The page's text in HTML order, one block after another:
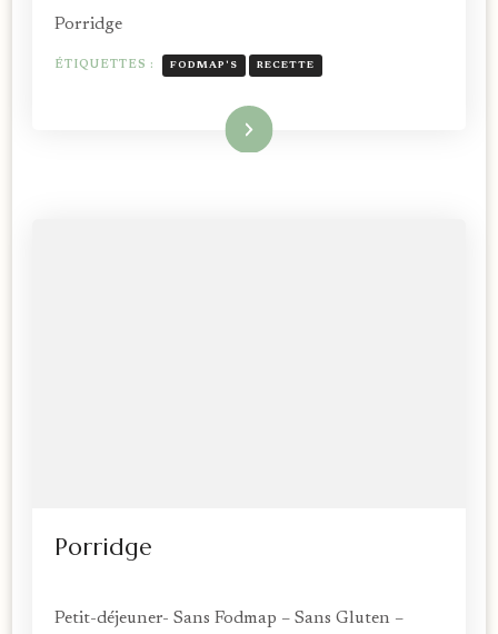
Porridge
ÉTIQUETTES : FODMAP'S RECETTE
Lire la suite
Porridge
Petit-déjeuner- Sans Fodmap – Sans Gluten –